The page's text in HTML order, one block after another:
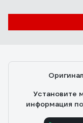
Установите
информация